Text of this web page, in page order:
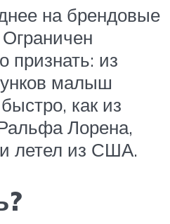
на брендовые
признать: из
малыш
как из
Лорена,
летел из США.